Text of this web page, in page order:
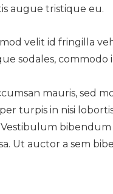
augue tristique eu.
velit id fringilla
sodales, commodo
mauris, sed
turpis in nisi
Ut auctor a sem